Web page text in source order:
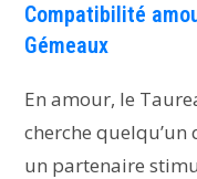
Compatibilité
Gémeaux
En amour, le
cherche
un partenaire